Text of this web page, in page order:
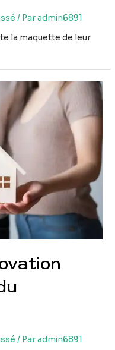
/ Paradmin6891
la maquette de leur
/ Paradmin6891